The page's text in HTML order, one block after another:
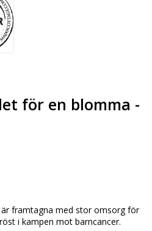
för en blomma -
framtagna med stor omsorg för
i kampen mot barncancer.